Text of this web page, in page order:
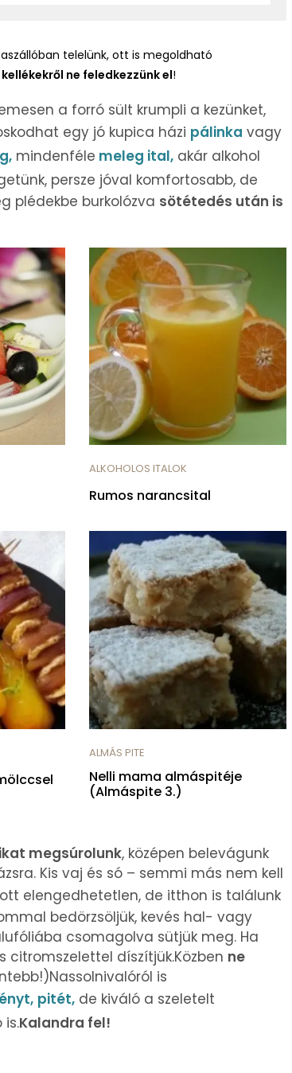
telelünk, ott is megoldható
kellékekről ne feledkezzünk el!
a forró sült krumpli a kezünket,
egy jó kupica házi pálinka vagy
mindenféle meleg ital, akár alkohol
persze jóval komfortosabb, de
plédekbe burkolózva sötétedés után is
ALKOHOLOS ITALOK
Rumos narancsital
ALMÁS PITE
Nelli mama almáspitéje
(Almáspite 3.)
megsúrolunk, középen belevágunk
Kis vaj és só – semmi más nem kell
ott elengedhetetlen, de itthon is találunk
bedörzsöljük, kevés hal- vagy
csomagolva sütjük meg. Ha
díszítjük.Közben ne
is
pitét, de kiváló a szeletelt
is.Kalandra fel!